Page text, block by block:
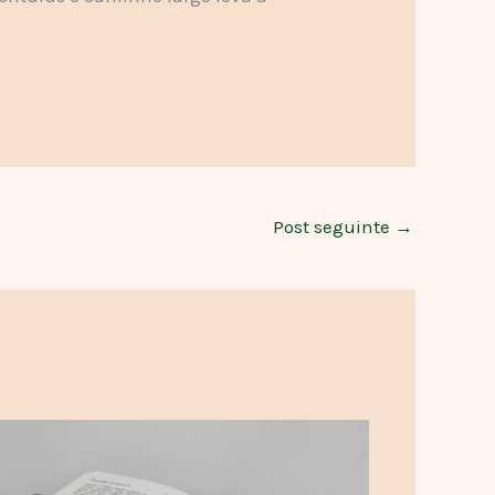
Post seguinte →